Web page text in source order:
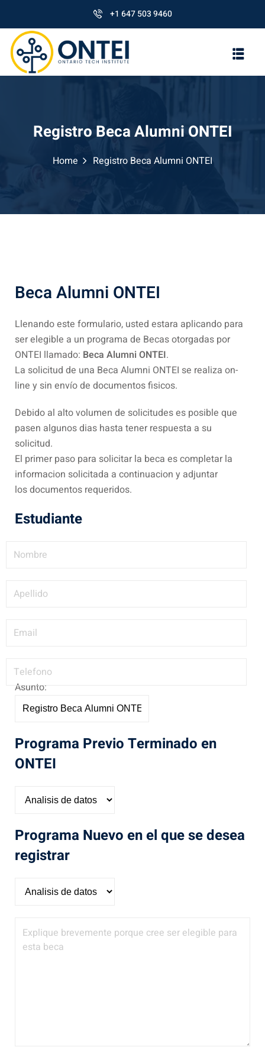
+1 647 503 9460
Registro Beca Alumni ONTEI
Home Registro Beca Alumni ONTEI
Beca Alumni ONTEI
Llenando este formulario, usted estara aplicando para
ser elegible a un programa de Becas otorgadas por
ONTEI llamado: Beca Alumni ONTEI.
La solicitud de una Beca Alumni ONTEI se realiza on-
line y sin envío de documentos fisicos.
Debido al alto volumen de solicitudes es posible que
pasen algunos dias hasta tener respuesta a su
solicitud.
El primer paso para solicitar la beca es completar la
informacion solicitada a continuacion y adjuntar
los documentos requeridos.
Estudiante
Asunto:
Programa Previo Terminado en
ONTEI
Programa Nuevo en el que se desea
registrar